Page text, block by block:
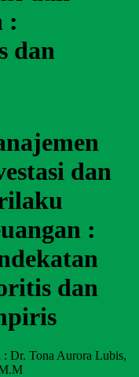
:
dan
dan
:
dan
: Dr. Tona Aurora Lubis,